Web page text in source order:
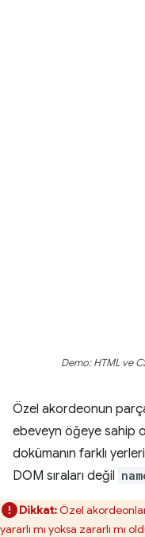
Demo: HTML ve
Özel akordeonun
ebeveyn öğeye sahip
dokümanın farklı
DOM sıraları değil
Dikkat:Özel
yararlı mı yoksa zararlı mı